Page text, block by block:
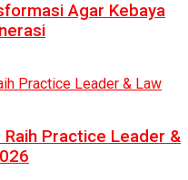
Agar Kebaya
Practice Leader &